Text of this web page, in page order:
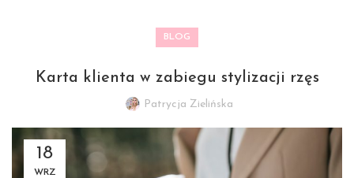
BLOG
Karta klienta w zabiegu stylizacji rzęs
Patrycja Zielińska
18
WRZ